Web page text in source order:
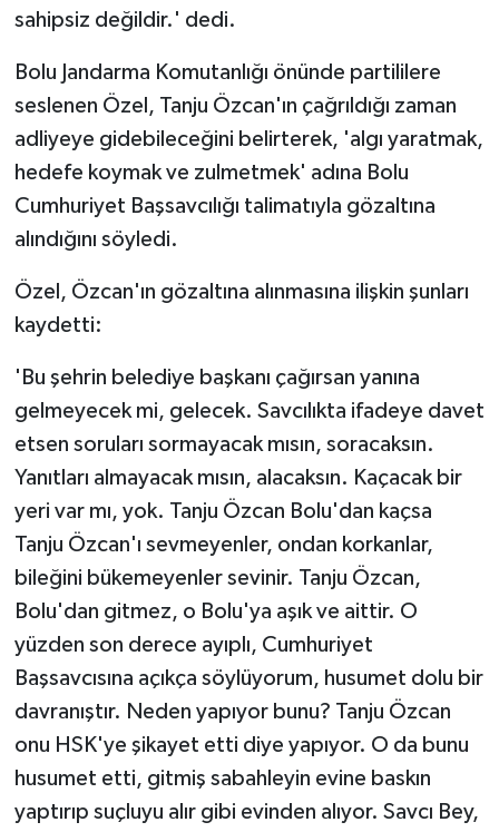
sahipsiz değildir.' dedi.
Bolu Jandarma Komutanlığı önünde partililere
seslenen Özel, Tanju Özcan'ın çağrıldığı zaman
adliyeye gidebileceğini belirterek, 'algı yaratmak,
hedefe koymak ve zulmetmek' adına Bolu
Cumhuriyet Başsavcılığı talimatıyla gözaltına
alındığını söyledi.
Özel, Özcan'ın gözaltına alınmasına ilişkin şunları
kaydetti:
'Bu şehrin belediye başkanı çağırsan yanına
gelmeyecek mi, gelecek. Savcılıkta ifadeye davet
etsen soruları sormayacak mısın, soracaksın.
Yanıtları almayacak mısın, alacaksın. Kaçacak bir
yeri var mı, yok. Tanju Özcan Bolu'dan kaçsa
Tanju Özcan'ı sevmeyenler, ondan korkanlar,
bileğini bükemeyenler sevinir. Tanju Özcan,
Bolu'dan gitmez, o Bolu'ya aşık ve aittir. O
yüzden son derece ayıplı, Cumhuriyet
Başsavcısına açıkça söylüyorum, husumet dolu bir
davranıştır. Neden yapıyor bunu? Tanju Özcan
onu HSK'ye şikayet etti diye yapıyor. O da bunu
husumet etti, gitmiş sabahleyin evine baskın
yaptırıp suçluyu alır gibi evinden alıyor. Savcı Bey,